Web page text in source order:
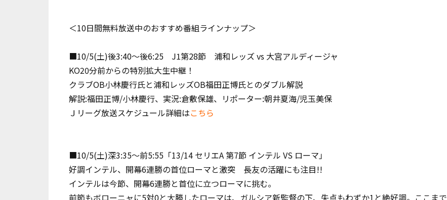
＜10日間無料放送中のおすすめ番組ラインナップ＞
■10/5(土)後3:40～後6:25 J1第28節 浦和レッズ vs 大宮アルディージャ
KO20分前からの特別拡大生中継！
クラブOB小林慶行氏と浦和レッズOB福田正博氏とのダブル解説
解説:福田正博/小林慶行、実況:倉敷保雄、リポーター:朝井夏海/児玉美保
Ｊリーグ放送スケジュール詳細はこちら
■10/5(土)深3:35～前5:55「13/14 セリエA 第7節 インテル VS ローマ」
好調インテル、開幕6連勝の首位ローマと激突 長友の活躍にも注目!!
インテルは今節、開幕6連勝と首位に立つローマに挑む。
前節もボローニャに5対0と大勝したローマは、ガルシア新監督の下、失点もわずか1と絶好調。ここまで